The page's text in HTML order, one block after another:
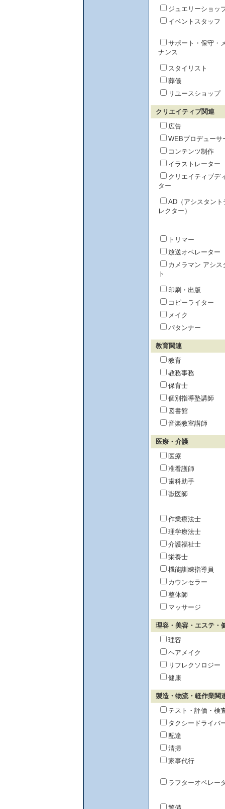
ジュエリーショッ
イベントスタッフ
サポート・保守・
ナンス
スタイリスト
葬儀
リユースショップ
クリエイティブ関連
広告
WEBプロデューサ
コンテンツ制作
イラストレーター
クリエイティブデ
ター
AD（アシスタント
レクター）
トリマー
放送オペレーター
カメラマン アシス
ト
印刷・出版
コピーライター
メイク
パタンナー
教育関連
教育
教務事務
保育士
個別指導塾講師
図書館
音楽教室講師
医療・介護
医療
准看護師
歯科助手
獣医師
作業療法士
理学療法士
介護福祉士
栄養士
機能訓練指導員
カウンセラー
整体師
マッサージ
理容・美容・エステ・
理容
ヘアメイク
リフレクソロジー
健康
製造・物流・軽作業関
テスト・評価・検
タクシードライバ
配達
清掃
家事代行
ラフターオペレー
警備